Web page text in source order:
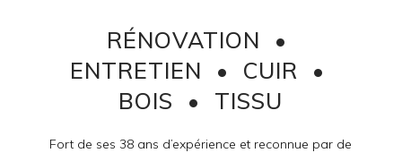
RÉNOVATION •
ENTRETIEN • CUIR •
BOIS • TISSU
Fort de ses 38 ans d’expérience et reconnue par de